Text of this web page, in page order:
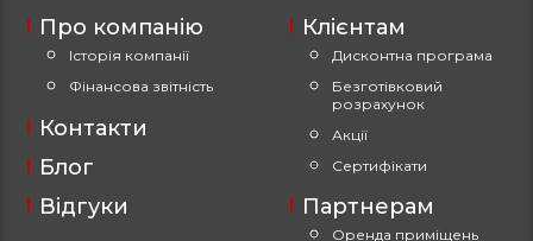
Про компанію
Історія компанії
Фінансова звітність
Контакти
Відгуки
Клієнтам
Дисконтна програма
Безготівковий
розрахунок
Акції
Сертифікати
Партнерам
Оренда приміщень
Блог